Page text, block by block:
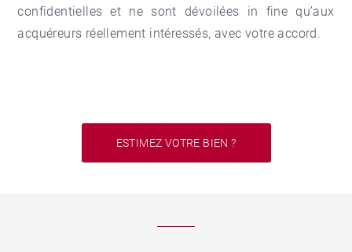
confidentielles et ne sont dévoilées in fine qu’aux
acquéreurs réellement intéressés, avec votre accord.
ESTIMEZ VOTRE BIEN ?